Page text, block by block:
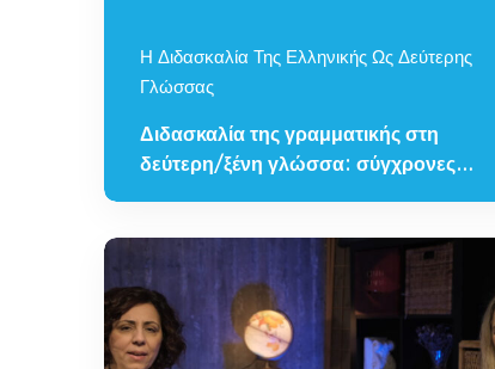
Η Διδασκαλία Της Ελληνικής Ως Δεύτερης
Γλώσσας
Διδασκαλία της γραμματικής στη
δεύτερη/ξένη γλώσσα: σύγχρονες